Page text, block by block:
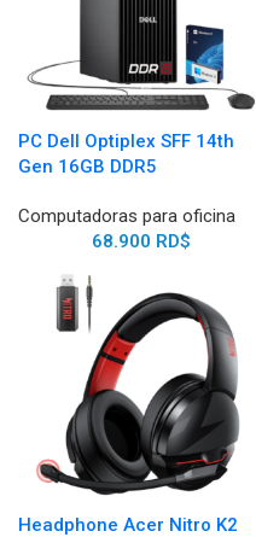
PC Dell Optiplex SFF 14th
Gen 16GB DDR5
Computadoras para oficina
68.900 RD$
Headphone Acer Nitro K2